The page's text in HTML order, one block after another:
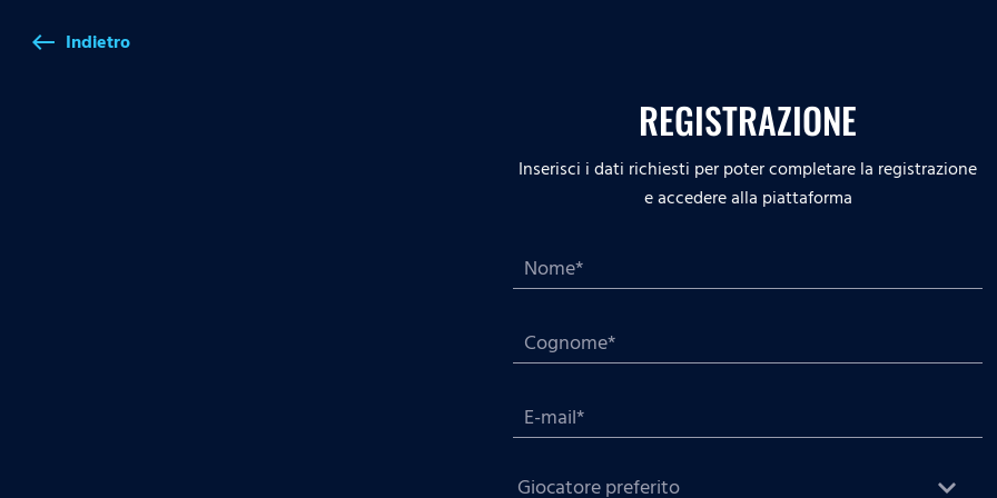
west Indietro
REGISTRAZIONE
Inserisci i dati richiesti per poter completare la registrazione
e accedere alla piattaforma